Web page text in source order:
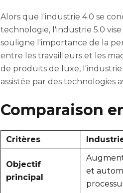
Alors que l'industrie 4.0 se
technologie, l'industrie 5.0
souligne l'importance de la
entre les travailleurs et les
de produits de luxe,
assistée par des technologies
Comparaison
Critères
Objectif
principal
et